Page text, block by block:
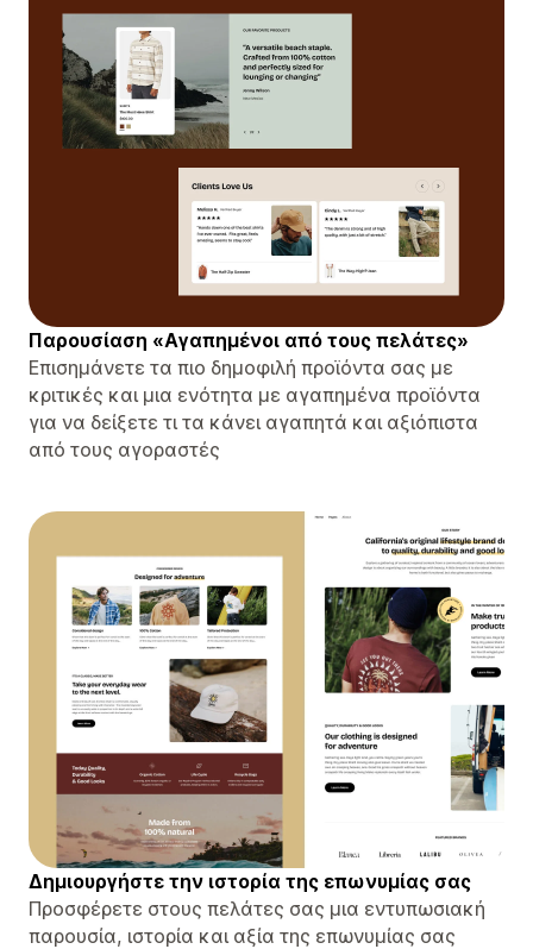
Παρουσίαση «Αγαπημένοι από τους πελάτες»
Επισημάνετε τα πιο δημοφιλή προϊόντα σας με
κριτικές και μια ενότητα με αγαπημένα προϊόντα
για να δείξετε τι τα κάνει αγαπητά και αξιόπιστα
από τους αγοραστές
Δημιουργήστε την ιστορία της επωνυμίας σας
Προσφέρετε στους πελάτες σας μια εντυπωσιακή
παρουσία, ιστορία και αξία της επωνυμίας σας